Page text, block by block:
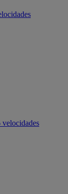
velocidades